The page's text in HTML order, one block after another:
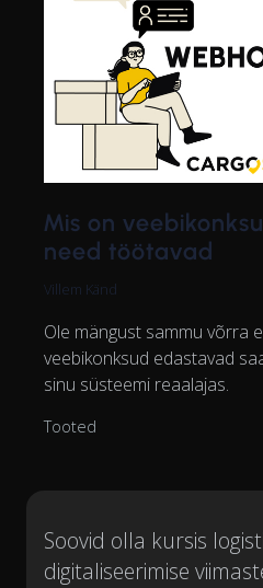
Mis on
need töötavad
Villem Känd
Ole mängust sammu võrra
veebikonksud edastavad
sinu süsteemi reaalajas.
Tooted
Soovid olla kursis
digitaliseerimise